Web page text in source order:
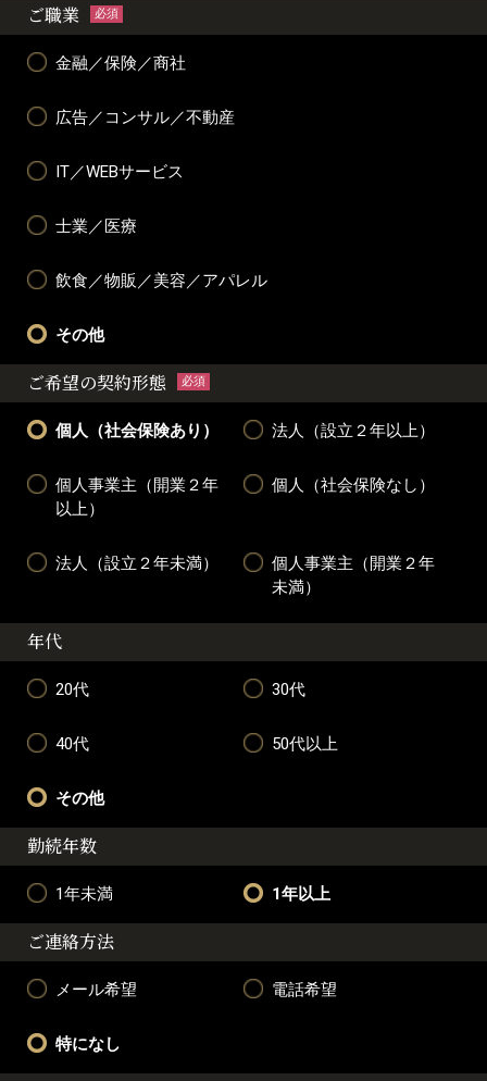
ご職業 必須
金融／保険／商社
広告／コンサル／不動産
IT／WEBサービス
士業／医療
飲食／物販／美容／アパレル
その他
ご希望の契約形態 必須
個人（社会保険あり） 法人（設立２年以上）
個人事業主（開業２年
以上）
個人（社会保険なし）
法人（設立２年未満）
個人事業主（開業２年
未満）
年代
20代 30代
40代 50代以上
その他
勤続年数
1年未満 1年以上
ご連絡方法
メール希望 電話希望
特になし